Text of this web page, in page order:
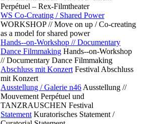
Perpétuel – Rex-Filmtheater
WS Co-Creating / Shared Power
WORKSHOP // Move on up / Co-creating
as a model for shared power
Hands--on-Workshop // Documentary
Dance Filmmaking Hands--on-Workshop
// Documentary Dance Filmmaking
Abschluss mit Konzert Festival Abschluss
mit Konzert
Ausstellung / Galerie n46 Ausstellung //
Mouvement Perpétuel und
TANZRAUSCHEN Festival
Statement Kuratorisches Statement /